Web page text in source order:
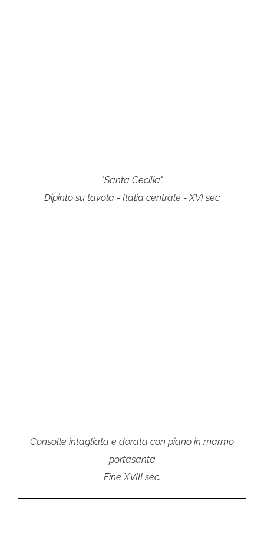
"Santa Cecilia"
Dipinto su tavola - Italia centrale - XVI sec
Consolle intagliata e dorata con piano in marmo
portasanta
Fine XVIII sec.